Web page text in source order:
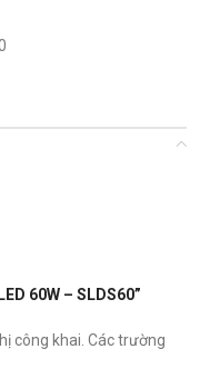
60W – SLDS60”
công khai. Các trường